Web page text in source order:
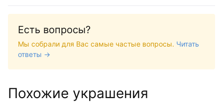
Есть вопросы?
Мы собрали для Вас самые частые вопросы. Читать
ответы →
Похожие украшения